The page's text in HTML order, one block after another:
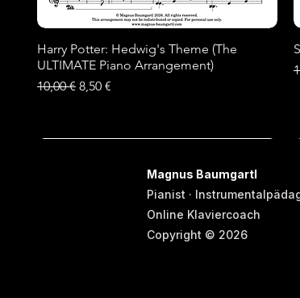
Schnellansicht
Harry Potter: Hedwig's Theme (The
ULTIMATE Piano Arrangement)
Standardpreis
10,00 € Sale-Preis
8,50 €
Magnus Baumgartl
Pianist ·
Online Klaviercoach
Copyright © 2026